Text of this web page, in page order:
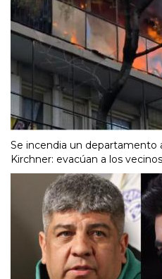
Se incendia un departamento
Kirchner: evacúan a los vecinos